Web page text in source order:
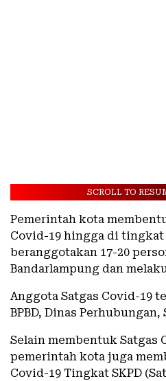
SCROLL TO
Pemerintah kota
Covid-19 hingga di tingkat
beranggotakan 17-20
Bandarlampung dan
Anggota Satgas Covid-19
BPBD, Dinas Perhubungan,
Selain membentuk Satgas
pemerintah kota juga
Covid-19 Tingkat SKPD